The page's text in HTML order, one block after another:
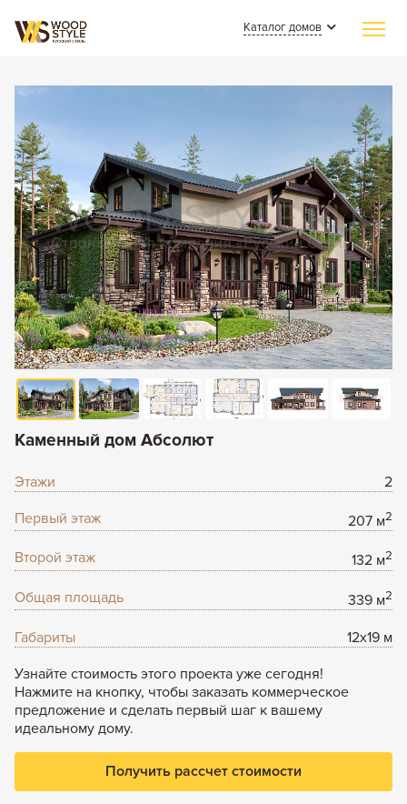
Каталог домов
Из клееного бруса
Из бревна
Каменные
Комбинированные
Наши работы
СМИ о нас
Полезные статьи
О компании
Контакты
Задать вопрос
Каталог домов
Каменный дом Абсолют
Этажи 2
Первый этаж 207 м2
Второй этаж 132 м2
Общая площадь 339 м2
Габариты 12x19 м
Узнайте стоимость этого проекта уже сегодня!
Нажмите на кнопку, чтобы заказать коммерческое
предложение и сделать первый шаг к вашему
идеальному дому.
Получить рассчет стоимости